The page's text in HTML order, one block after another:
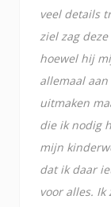
veel details
ziel zag
hoewel hij
allemaal
uitmaken
die ik nodig
mijn
dat ik daar
voor alles.